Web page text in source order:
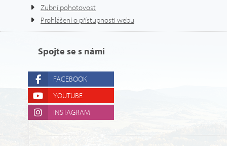
Zubní pohotovost
Prohlášení o přístupnosti webu
Spojte se s námi
FACEBOOK
YOUTUBE
INSTAGRAM